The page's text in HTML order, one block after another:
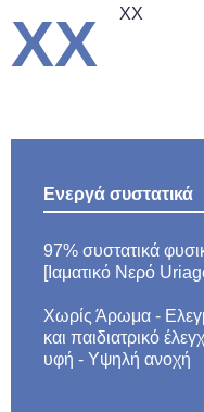
XX XX
Ενεργά συστατικά
97% συστατικά
[Ιαματικό Νερό
Χωρίς Άρωμα -
και παιδιατρικό
υφή - Υψηλή ανοχή